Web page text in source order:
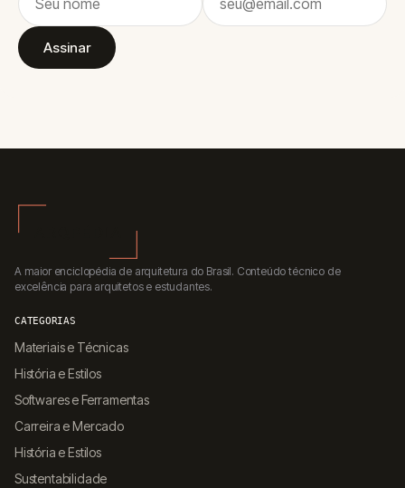
Assinar
A maior enciclopédia de arquitetura do Brasil. Conteúdo técnico de
excelência para arquitetos e estudantes.
CATEGORIAS
Materiais e Técnicas
História e Estilos
Softwares e Ferramentas
Carreira e Mercado
História e Estilos
Sustentabilidade